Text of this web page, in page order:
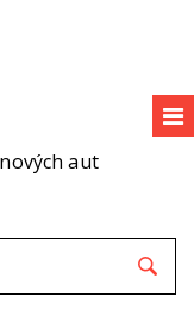
aut